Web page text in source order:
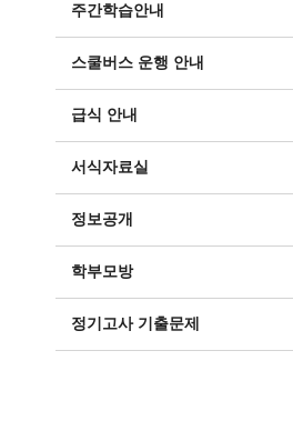
주간학습안내
스쿨버스 운행 안내
급식 안내
서식자료실
정보공개
학부모방
정기고사 기출문제